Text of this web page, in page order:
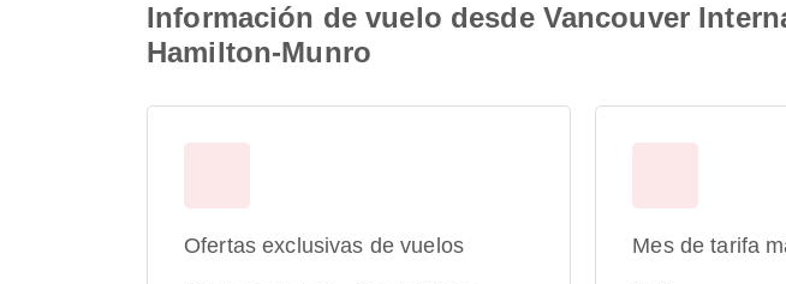
Información de vuelo desde Vancouver
Hamilton-Munro
Ofertas exclusivas de vuelos Mes de tarifa